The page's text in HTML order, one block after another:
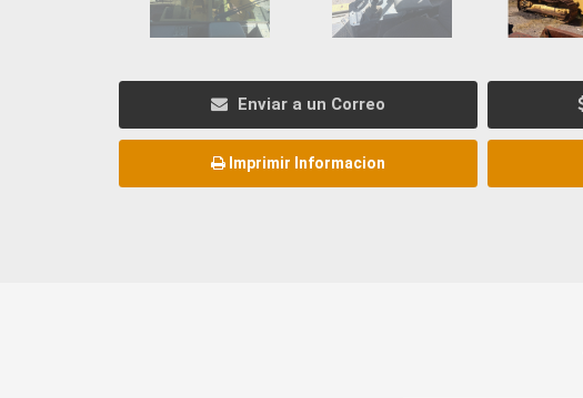
Enviar a un Correo
Imprimir Informacion